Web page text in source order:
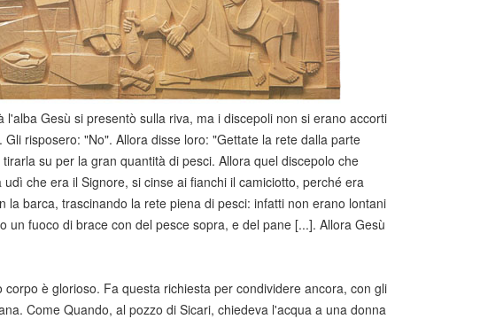
Gesù si presentò sulla riva, ma i discepoli non si erano accorti
risposero: "No". Allora disse loro: "Gettate la rete dalla parte
su per la gran quantità di pesci. Allora quel discepolo che
che era il Signore, si cinse ai fianchi il camiciotto, perché era
barca, trascinando la rete piena di pesci: infatti non erano lontani
fuoco di brace con del pesce sopra, e del pane [...]. Allora Gesù
è glorioso. Fa questa richiesta per condividere ancora, con gli
Come Quando, al pozzo di Sicari, chiedeva l'acqua a una donna